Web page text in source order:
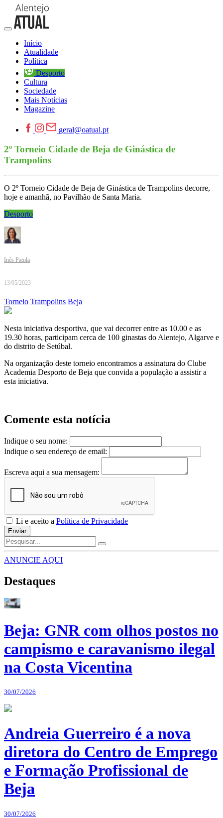
Início
Atualidade
Política
Desporto
Cultura
Sociedade
Mais Notícias
Magazine
geral@oatual.pt
2º Torneio Cidade de Beja de Ginástica de
Trampolins
O 2º Torneio Cidade de Beja de Ginástica de Trampolins decorre,
hoje e amanhã, no Pavilhão de Santa Maria.
Desporto
Inês Patola
13/05/2023
Torneio Trampolins Beja
Nesta iniciativa desportiva, que vai decorrer entre as 10.00 e as
19.30 horas, participam cerca de 100 ginastas do Alentejo, Algarve e
do distrito de Setúbal.
Na organização deste torneio encontramos a assinatura do Clube
Academia Desporto de Beja que convida a população a assistir a
esta iniciativa.
Comente esta notícia
Indique o seu nome:
Indique o seu endereço de email:
Escreva aqui a sua mensagem:
Li e aceito a Política de Privacidade
Enviar
ANUNCIE AQUI
Destaques
Beja: GNR com olhos postos no
campismo e caravanismo ilegal
na Costa Vicentina
30/07/2026
Andreia Guerreiro é a nova
diretora do Centro de Emprego
e Formação Profissional de
Beja
30/07/2026